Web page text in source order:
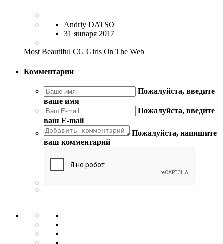
Andriy DATSO
31 января 2017
Most Beautiful CG Girls On The Web
Комментарии
Пожалуйста, введите
ваше имя
Пожалуйста, введите
ваш E-mail
Пожалуйста, напишите
ваш комментарий